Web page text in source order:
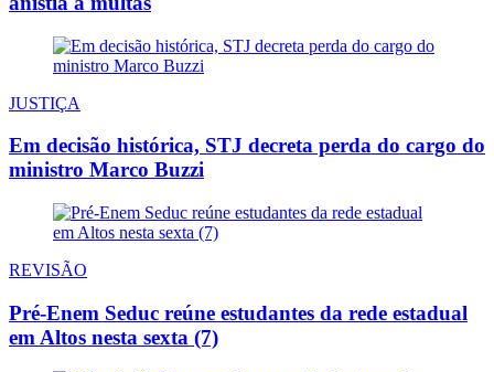
JUSTIÇA
Em decisão histórica, STJ decreta perda do cargo do
ministro Marco Buzzi
REVISÃO
Pré-Enem Seduc reúne estudantes da rede estadual
em Altos nesta sexta (7)